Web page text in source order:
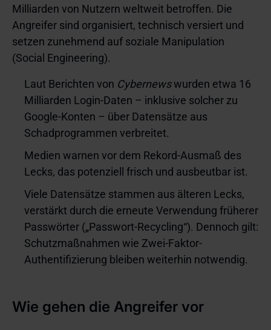
Milliarden von Nutzern weltweit betroffen. Die
Angreifer sind organisiert, technisch versiert und
setzen zunehmend auf soziale Manipulation
(Social Engineering).
Laut Berichten von Cybernewswurden etwa 16
Milliarden Login-Daten – inklusive solcher zu
Google‑Konten – über Datensätze aus
Schadprogrammen verbreitet.
Medien warnen vor dem Rekord-Ausmaß des
Lecks, das potenziell frisch und ausbeutbar ist.
Viele Datensätze stammen aus älteren Lecks,
verstärkt durch die erneute Verwendung früherer
Passwörter („Passwort-Recycling“). Dennoch gilt:
Schutzmaßnahmen wie Zwei-Faktor-
Authentifizierung bleiben weiterhin notwendig.
Wie gehen die Angreifer vor